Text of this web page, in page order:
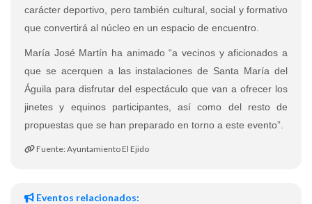
carácter deportivo, pero también cultural, social y formativo
que convertirá al núcleo en un espacio de encuentro.
María José Martín ha animado “a vecinos y aficionados a
que se acerquen a las instalaciones de Santa María del
Águila para disfrutar del espectáculo que van a ofrecer los
jinetes y equinos participantes, así como del resto de
propuestas que se han preparado en torno a este evento”.
Fuente: Ayuntamiento El Ejido
Eventos relacionados: